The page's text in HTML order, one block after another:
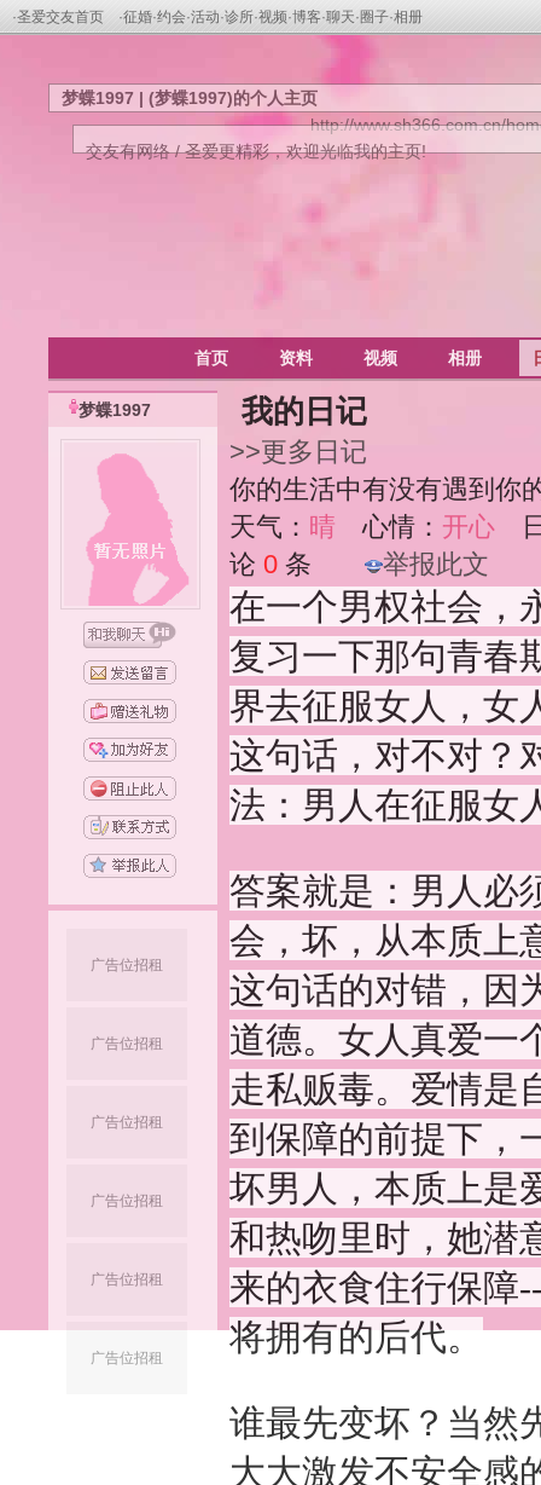
·圣爱交友首页 ·征婚·约会·活动·诊所·视频·博客·聊天· 圈子·相册
梦蝶1997 | (梦蝶1997)的个人主页
http://www.sh366.com.cn/
交友有网络 / 圣爱更精彩，欢迎光临我的主页!
首页 资料 视频 相册
梦蝶1997
广告位招租
广告位招租
广告位招租
广告位招租
广告位招租
广告位招租
我的日记
>>更多日记
你的生活中有没有遇到你
天气： 晴 心情： 开心
论 0 条 举报此文
在一个男权社会，
复习一下那句青春
界去征服女人，女
这句话，对不对？
法：男人在征服女
答案就是：男人必
会，坏，从本质上
这句话的对错，因
道德。女人真爱一
走私贩毒。爱情是
到保障的前提下，
坏男人，本质上是
和热吻里时，她潜
来的衣食住行保障
将拥有的后代。
谁最先变坏？当然
大大激发不安全感